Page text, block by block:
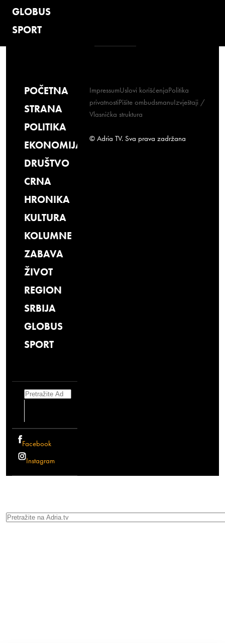
GLOBUS
SPORT
POČETNA
STRANA
POLITIKA
EKONOMIJA
DRUŠTVO
CRNA
HRONIKA
KULTURA
KOLUMNE
ZABAVA
ŽIVOT
REGION
SRBIJA
GLOBUS
SPORT
Search
Facebook
Instagram
ImpressumUslovi korišćenjaPolitika
privatnostiPišite ombudsmanuIzvještaji /
Vlasnička struktura
© Adria TV. Sva prava zadržana
Search